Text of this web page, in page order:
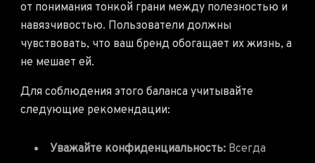
от понимания тонкой грани между полезностью и
навязчивостью. Пользователи должны
чувствовать, что ваш бренд обогащает их жизнь, а
не мешает ей.
Для соблюдения этого баланса учитывайте
следующие рекомендации:
Уважайте конфиденциальность: Всегда